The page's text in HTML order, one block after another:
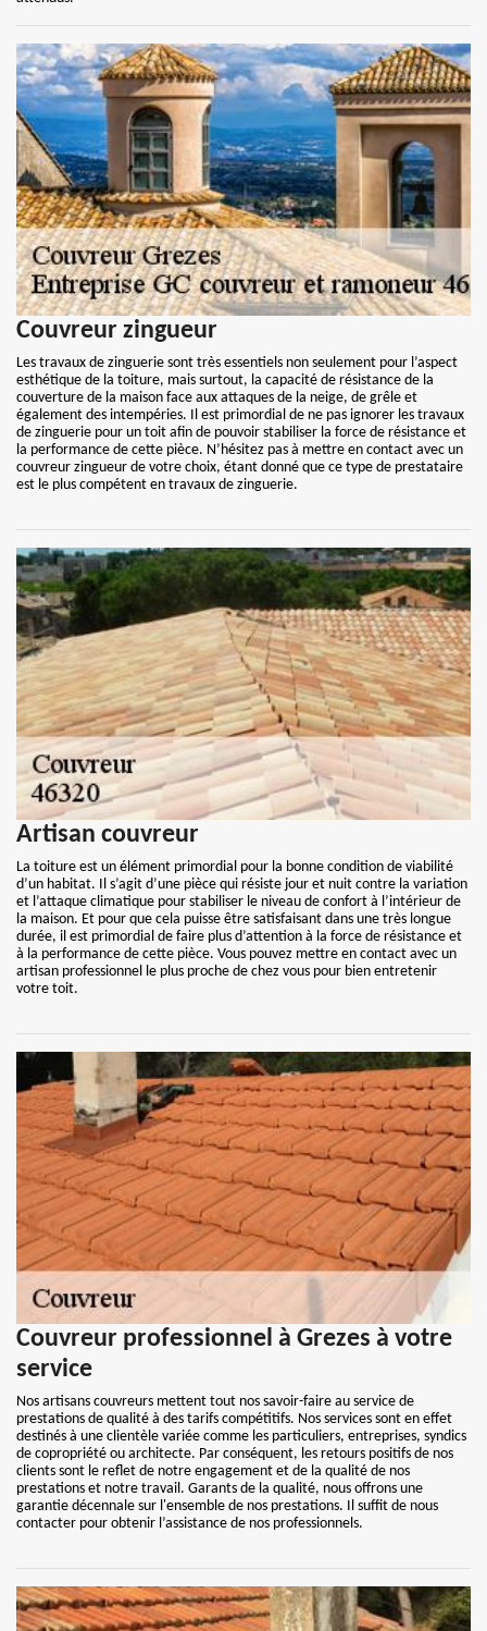
Couvreur zingueur
Les travaux de zinguerie sont très essentiels non seulement pour l’aspect
esthétique de la toiture, mais surtout, la capacité de résistance de la
couverture de la maison face aux attaques de la neige, de grêle et
également des intempéries. Il est primordial de ne pas ignorer les travaux
de zinguerie pour un toit afin de pouvoir stabiliser la force de résistance et
la performance de cette pièce. N’hésitez pas à mettre en contact avec un
couvreur zingueur de votre choix, étant donné que ce type de prestataire
est le plus compétent en travaux de zinguerie.
Artisan couvreur
La toiture est un élément primordial pour la bonne condition de viabilité
d’un habitat. Il s’agit d’une pièce qui résiste jour et nuit contre la variation
et l’attaque climatique pour stabiliser le niveau de confort à l’intérieur de
la maison. Et pour que cela puisse être satisfaisant dans une très longue
durée, il est primordial de faire plus d’attention à la force de résistance et
à la performance de cette pièce. Vous pouvez mettre en contact avec un
artisan professionnel le plus proche de chez vous pour bien entretenir
votre toit.
Couvreur professionnel à Grezes à votre
service
Nos artisans couvreurs mettent tout nos savoir-faire au service de
prestations de qualité à des tarifs compétitifs. Nos services sont en effet
destinés à une clientèle variée comme les particuliers, entreprises, syndics
de copropriété ou architecte. Par conséquent, les retours positifs de nos
clients sont le reflet de notre engagement et de la qualité de nos
prestations et notre travail. Garants de la qualité, nous offrons une
garantie décennale sur l'ensemble de nos prestations. Il suffit de nous
contacter pour obtenir l’assistance de nos professionnels.